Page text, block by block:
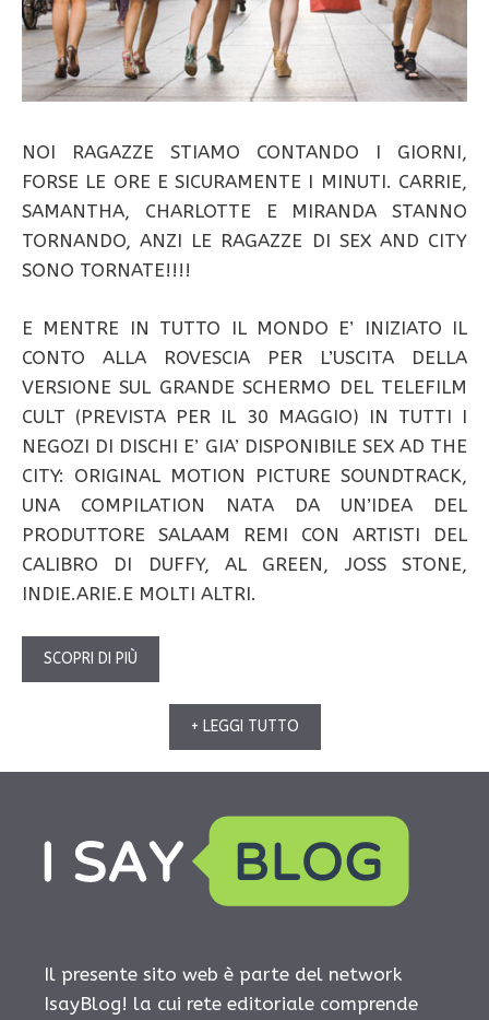
NOI RAGAZZE STIAMO CONTANDO I GIORNI,
FORSE LE ORE E SICURAMENTE I MINUTI. CARRIE,
SAMANTHA, CHARLOTTE E MIRANDA STANNO
TORNANDO, ANZI LE RAGAZZE DI SEX AND CITY
SONO TORNATE!!!!
E MENTRE IN TUTTO IL MONDO E’ INIZIATO IL
CONTO ALLA ROVESCIA PER L’USCITA DELLA
VERSIONE SUL GRANDE SCHERMO DEL TELEFILM
CULT (PREVISTA PER IL 30 MAGGIO) IN TUTTI I
NEGOZI DI DISCHI E’ GIA’ DISPONIBILE SEX AD THE
CITY: ORIGINAL MOTION PICTURE SOUNDTRACK,
UNA COMPILATION NATA DA UN’IDEA DEL
PRODUTTORE SALAAM REMI CON ARTISTI DEL
CALIBRO DI DUFFY, AL GREEN, JOSS STONE,
INDIE.ARIE.E MOLTI ALTRI.
SCOPRI DI PIÙ
+ LEGGI TUTTO
Il presente sito web è parte del network
IsayBlog! la cui rete editoriale comprende